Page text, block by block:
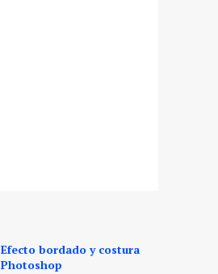
Efecto bordado y costura
Photoshop